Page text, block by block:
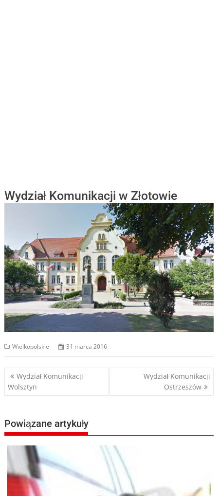
Wydział Komunikacji w Złotowie
Wielkopolskie 31 marca 2016
Nawigacja
wpisu
Wydział Komunikacji
Wolsztyn
Wydział Komunikacji
Ostrzeszów
Powiązane artykuły